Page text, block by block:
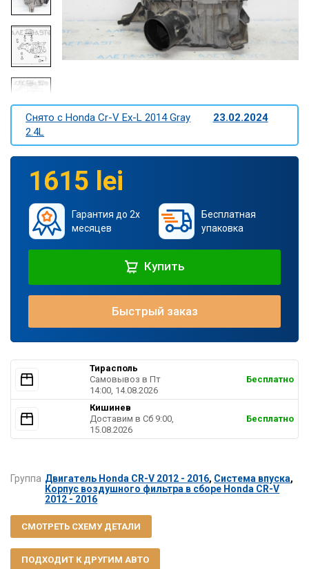
Снято c Honda Cr-V Ex-L 2014 Gray
2.4L
23.02.2024
1615 lei
Гарантия до 2х
месяцев
Бесплатная
упаковка
Купить
Быстрый заказ
Тирасполь
Самовывоз в Пт
14:00, 14.08.2026
Бесплатно
Кишинев
Доставим в Cб 9:00,
15.08.2026
Бесплатно
Группа Двигатель Honda CR-V 2012 - 2016, Система впуска,
Корпус воздушного фильтра в сборе Honda CR-V
2012 - 2016
СМОТРЕТЬ СХЕМУ ДЕТАЛИ
ПОДХОДИТ К ДРУГИМ АВТО